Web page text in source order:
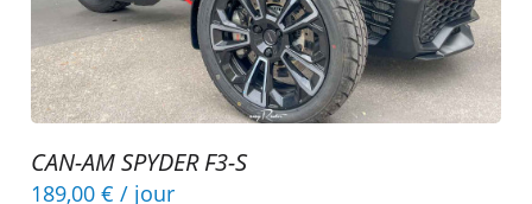
CAN-AM SPYDER F3-S
189,00 € / jour